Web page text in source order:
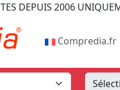
DEPUIS 2006
Compredia.fr